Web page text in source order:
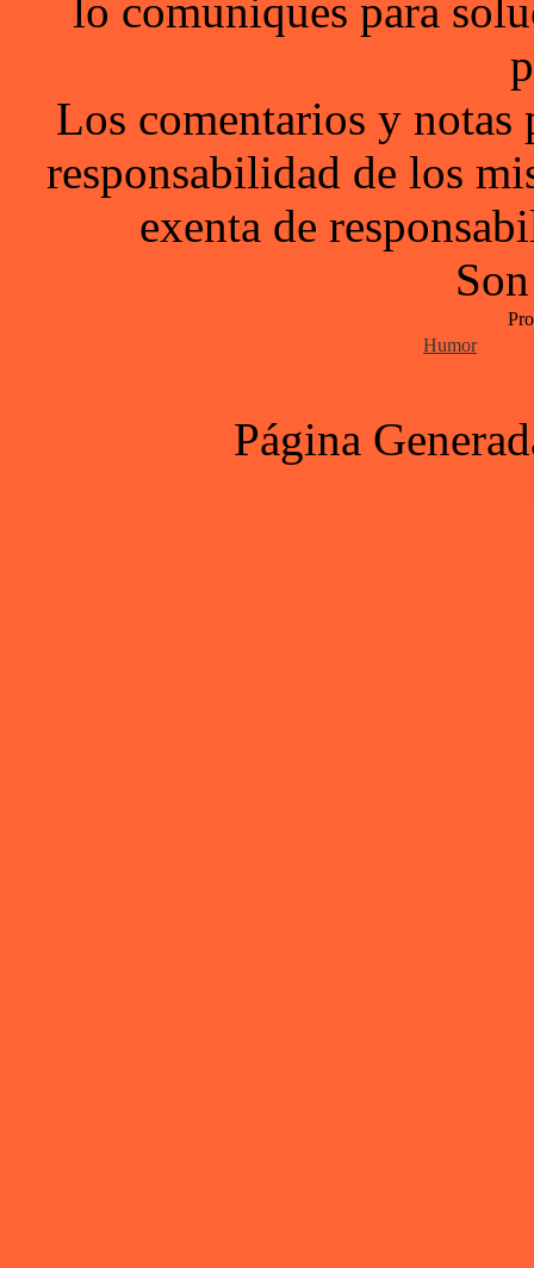
lo comuniques para
Los comentarios y notas
responsabilidad de los
exenta de
Humor
Página